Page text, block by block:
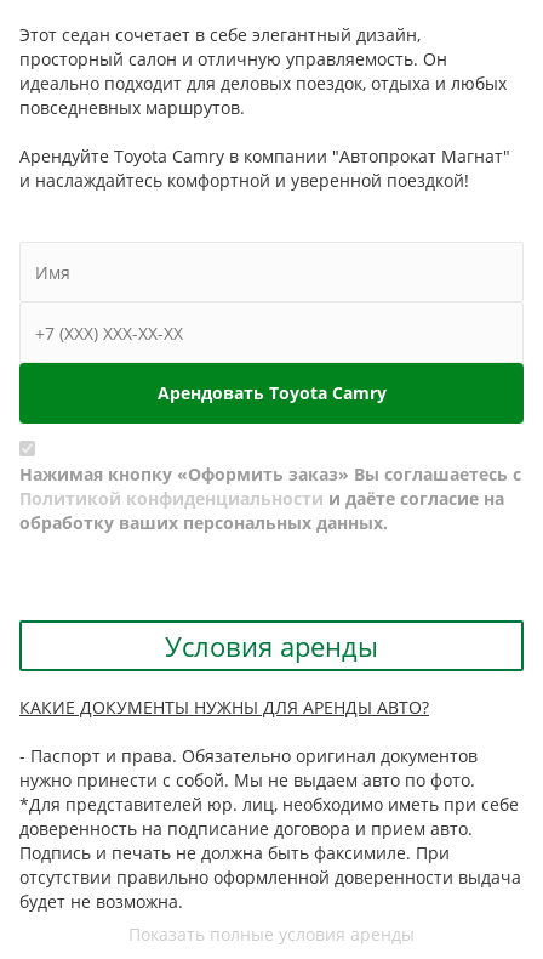
Этот седан сочетает в себе элегантный дизайн,
просторный салон и отличную управляемость. Он
идеально подходит для деловых поездок, отдыха и любых
повседневных маршрутов.
Арендуйте Toyota Camry в компании "Автопрокат Магнат"
и наслаждайтесь комфортной и уверенной поездкой!
Арендовать Toyota Camry
Нажимая кнопку «Оформить заказ» Вы соглашаетесь с
Политикой конфиденциальности и даёте согласие на
обработку ваших персональных данных.
Условия аренды
КАКИЕ ДОКУМЕНТЫ НУЖНЫ ДЛЯ АРЕНДЫ АВТО?
- Паспорт и права. Обязательно оригинал документов
нужно принести с собой. Мы не выдаем авто по фото.
*Для представителей юр. лиц, необходимо иметь при себе
доверенность на подписание договора и прием авто.
Подпись и печать не должна быть факсимиле. При
отсутствии правильно оформленной доверенности выдача
будет не возможна.
Показать полные условия аренды